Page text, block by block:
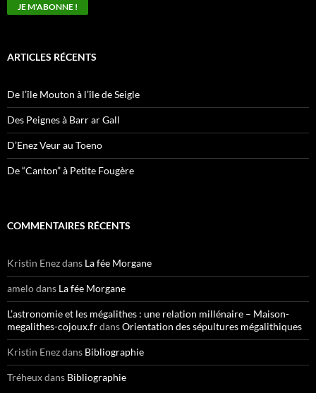
ARTICLES RÉCENTS
De l’île Mouton à l’île de Seigle
Des Peignes à Barr ar Gall
D’Enez Veur au Toeno
De “Canton” à Petite Fougère
COMMENTAIRES RÉCENTS
Kristin Enezdans La fée Morgane
amelodans La fée Morgane
L’astronomie et les mégalithes : une relation millénaire – Maison-
megalithes-cojoux.frdansOrientation des sépultures mégalithiques
Kristin Enezdans Bibliographie
Tréheuxdans Bibliographie